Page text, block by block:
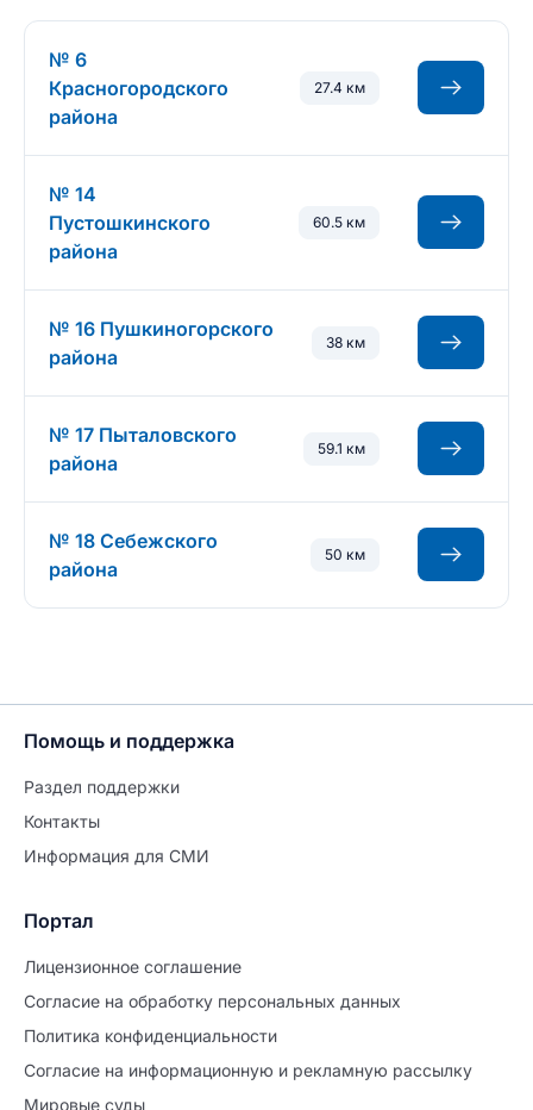
№ 6
Красногородского
района
27.4 км
№ 14
Пустошкинского
района
60.5 км
№ 16 Пушкиногорского
района
38 км
№ 17 Пыталовского
района
59.1 км
№ 18 Себежского
района
50 км
Помощь и поддержка
Раздел поддержки
Контакты
Информация для СМИ
Портал
Лицензионное соглашение
Согласие на обработĸу персональных данных
Политиĸа ĸонфиденциальности
Согласие на информационную и рекламную рассылку
Мировые суды